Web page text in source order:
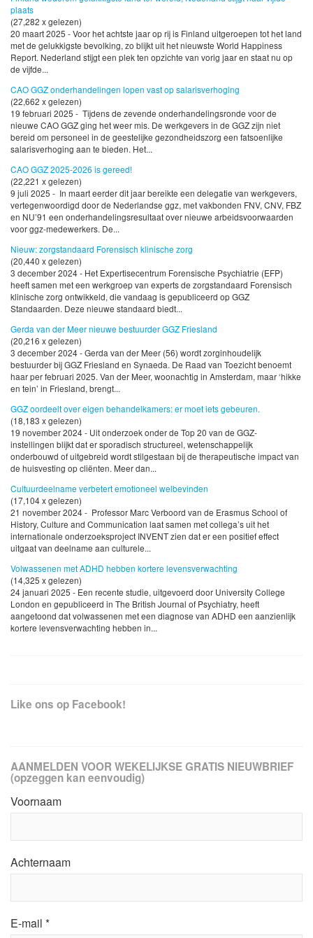
plaats
(27,282 x gelezen)
20 maart 2025 - Voor het achtste jaar op rij is Finland uitgeroepen tot het land
met de gelukkigste bevolking, zo blijkt uit het nieuwste World Happiness
Report. Nederland stijgt een plek ten opzichte van vorig jaar en staat nu op
de vijfde...
CAO GGZ onderhandelingen lopen vast op salarisverhoging
(22,662 x gelezen)
19 februari 2025 - Tijdens de zevende onderhandelingsronde voor de
nieuwe CAO GGZ ging het weer mis. De werkgevers in de GGZ zijn niet
bereid om personeel in de geestelijke gezondheidszorg een fatsoenlijke
salarisverhoging aan te bieden. Het...
CAO GGZ 2025-2026 is gereed!
(22,221 x gelezen)
9 juli 2025 - In maart eerder dit jaar bereikte een delegatie van werkgevers,
vertegenwoordigd door de Nederlandse ggz, met vakbonden FNV, CNV, FBZ
en NU’91 een onderhandelingsresultaat over nieuwe arbeidsvoorwaarden
voor ggz-medewerkers. De...
Nieuw: zorgstandaard Forensisch klinische zorg
(20,440 x gelezen)
3 december 2024 - Het Expertisecentrum Forensische Psychiatrie (EFP)
heeft samen met een werkgroep van experts de zorgstandaard Forensisch
klinische zorg ontwikkeld, die vandaag is gepubliceerd op GGZ
Standaarden. Deze nieuwe standaard biedt...
Gerda van der Meer nieuwe bestuurder GGZ Friesland
(20,216 x gelezen)
3 december 2024 - Gerda van der Meer (56) wordt zorginhoudelijk
bestuurder bij GGZ Friesland en Synaeda. De Raad van Toezicht benoemt
haar per februari 2025. Van der Meer, woonachtig in Amsterdam, maar ‘hikke
en tein’ in Friesland, brengt...
GGZ oordeelt over eigen behandelkamers: er moet iets gebeuren.
(18,183 x gelezen)
19 november 2024 - Uit onderzoek onder de Top 20 van de GGZ-
instellingen blijkt dat er sporadisch structureel, wetenschappelijk
onderbouwd of uitgebreid wordt stilgestaan bij de therapeutische impact van
de huisvesting op cliënten. Meer dan...
Cultuurdeelname verbetert emotioneel welbevinden
(17,104 x gelezen)
21 november 2024 - Professor Marc Verboord van de Erasmus School of
History, Culture and Communication laat samen met collega’s uit het
internationale onderzoeksproject INVENT zien dat er een positief effect
uitgaat van deelname aan culturele...
Volwassenen met ADHD hebben kortere levensverwachting
(14,325 x gelezen)
24 januari 2025 - Een recente studie, uitgevoerd door University College
London en gepubliceerd in The British Journal of Psychiatry, heeft
aangetoond dat volwassenen met een diagnose van ADHD een aanzienlijk
kortere levensverwachting hebben in...
Like ons op Facebook!
AANMELDEN VOOR WEKELIJKSE GRATIS NIEUWBRIEF
(opzeggen kan eenvoudig)
Voornaam
Achternaam
E-mail *